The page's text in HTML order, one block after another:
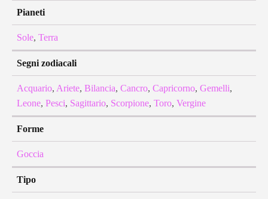
Pianeti
Sole, Terra
Segni zodiacali
Acquario, Ariete, Bilancia, Cancro, Capricorno, Gemelli,
Leone, Pesci, Sagittario, Scorpione, Toro, Vergine
Forme
Goccia
Tipo